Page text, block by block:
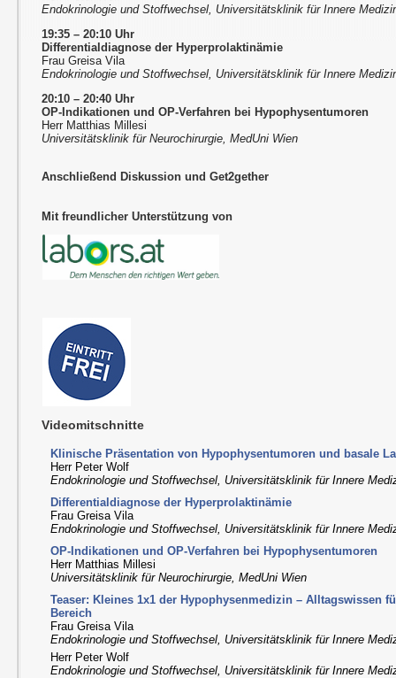
Endokrinologie und Stoffwechsel, Universitätsklinik für Innere
19:35 – 20:10 Uhr
Differentialdiagnose der Hyperprolaktinämie
Frau Greisa Vila
Endokrinologie und Stoffwechsel, Universitätsklinik für Innere
20:10 – 20:40 Uhr
OP-Indikationen und OP-Verfahren bei Hypophysentumoren
Herr Matthias Millesi
Universitätsklinik für Neurochirurgie, MedUni Wien
Anschließend Diskussion und Get2gether
Mit freundlicher Unterstützung von
Videomitschnitte
Klinische Präsentation von Hypophysentumoren und basale
Herr Peter Wolf
Endokrinologie und Stoffwechsel, Universitätsklinik für Innere
Differentialdiagnose der Hyperprolaktinämie
Frau Greisa Vila
Endokrinologie und Stoffwechsel, Universitätsklinik für Innere
OP-Indikationen und OP-Verfahren bei Hypophysentumoren
Herr Matthias Millesi
Universitätsklinik für Neurochirurgie, MedUni Wien
Teaser: Kleines 1x1 der Hypophysenmedizin – Alltagswissen
Bereich
Frau Greisa Vila
Endokrinologie und Stoffwechsel, Universitätsklinik für Innere
Herr Peter Wolf
Endokrinologie und Stoffwechsel, Universitätsklinik für Innere